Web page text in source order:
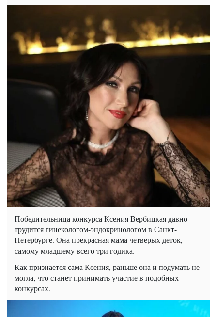
Победительница конкурса Ксения Вербицкая давно
трудится гинекологом-эндокринологом в Санкт-
Петербурге. Она прекрасная мама четверых деток,
самому младшему всего три годика.
Как признается сама Ксения, раньше она и подумать не
могла, что станет принимать участие в подобных
конкурсах.